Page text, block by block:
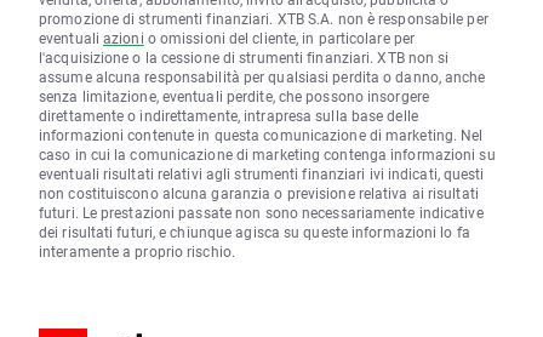
promozione di strumenti finanziari. XTB S.A. non è responsabile per
eventuali azioni o omissioni del cliente, in particolare per
l'acquisizione o la cessione di strumenti finanziari. XTB non si
assume alcuna responsabilità per qualsiasi perdita o danno, anche
senza limitazione, eventuali perdite, che possono insorgere
direttamente o indirettamente, intrapresa sulla base delle
informazioni contenute in questa comunicazione di marketing. Nel
caso in cui la comunicazione di marketing contenga informazioni su
eventuali risultati relativi agli strumenti finanziari ivi indicati, questi
non costituiscono alcuna garanzia o previsione relativa ai risultati
futuri. Le prestazioni passate non sono necessariamente indicative
dei risultati futuri, e chiunque agisca su queste informazioni lo fa
interamente a proprio rischio.